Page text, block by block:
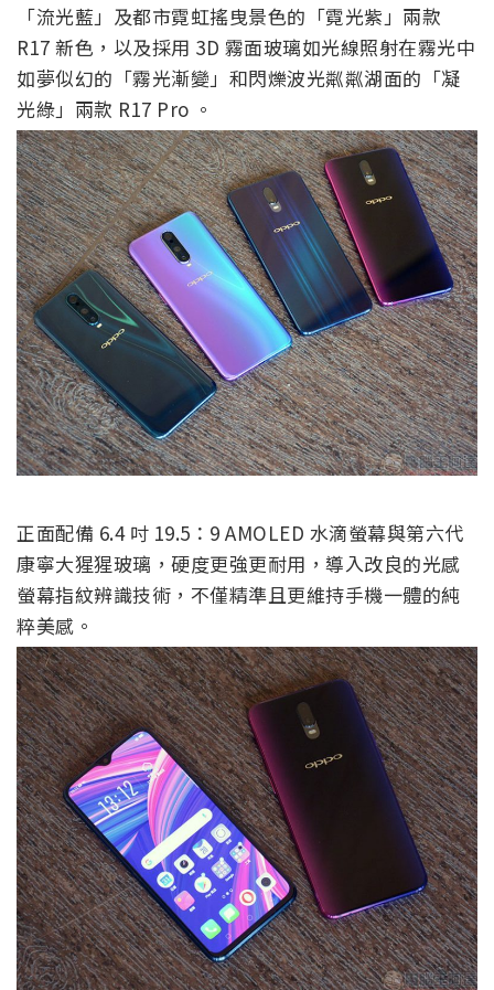
「流光藍」及都市霓虹搖曳景色的「霓光紫」兩款
R17 新色，以及採用 3D 霧面玻璃如光線照射在霧光中
如夢似幻的「霧光漸變」和閃爍波光粼粼湖面的「凝
光綠」兩款 R17 Pro 。
正面配備 6.4 吋 19.5：9 AMOLED 水滴螢幕與第六代
康寧大猩猩玻璃，硬度更強更耐用，導入改良的光感
螢幕指紋辨識技術，不僅精準且更維持手機一體的純
粹美感。